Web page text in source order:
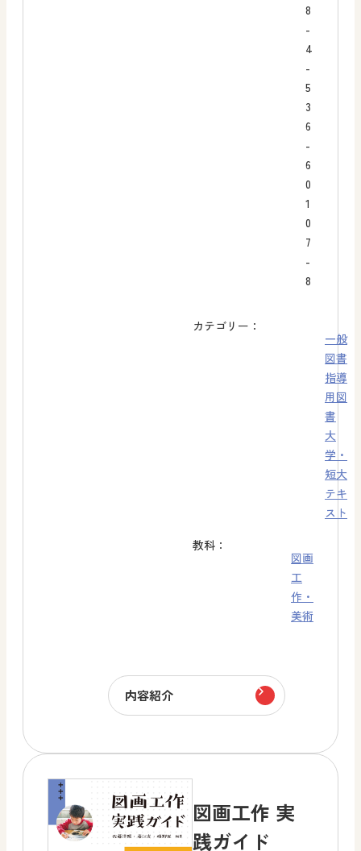
8
-
4
-
5
3
6
-
6
0
1
0
7
-
8
カテゴリー：
一般
図書
指導
用図
書
大
学・
短大
テキ
スト
教科：
図画
工
作・
美術
内容紹介
図画工作 実
践ガイド